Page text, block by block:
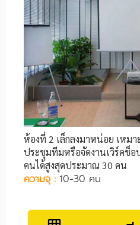
ห้องที่ 2 เล็กลงมาหน่อย เหม
ประชุมทีมหรือจัดงานเวิร์คช็อ
คนได้สูงสุดประมาณ 30 คน
ความจุ : 10-30 คน